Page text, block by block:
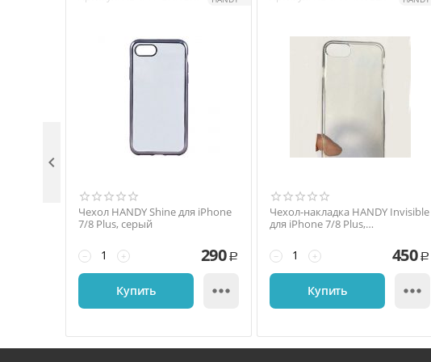
Чехол HANDY Shine для iPhone
7/8 Plus, серый
+
− 290 Р
Купить 
Чехол-накладка HANDY Invisible
для iPhone 7/8 Plus,
+
− 450 Р
Купить 
